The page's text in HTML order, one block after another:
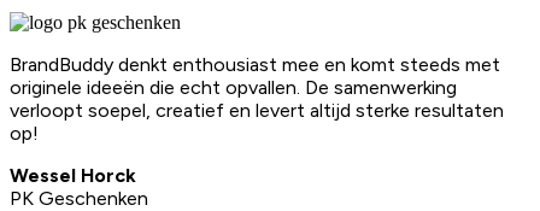
BrandBuddy denkt enthousiast mee en komt steeds met
originele ideeën die echt opvallen. De samenwerking
verloopt soepel, creatief en levert altijd sterke resultaten
op!
Wessel Horck
PK Geschenken